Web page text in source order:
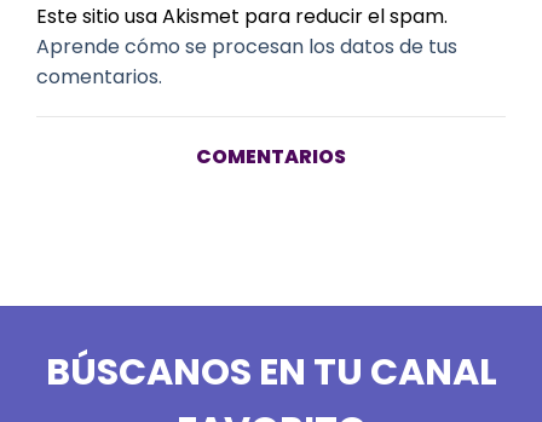
Este sitio usa Akismet para reducir el spam.
Aprende cómo se procesan los datos de tus
comentarios.
COMENTARIOS
BÚSCANOS EN TU CANAL